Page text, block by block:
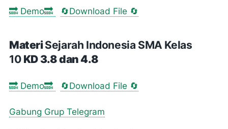
🔜 Demo🔜 🔄Download File 🔄
MateriSejarah Indonesia SMA Kelas
10 KD 3.8 dan 4.8
🔜 Demo🔜 🔄Download File 🔄
Gabung Grup Telegram